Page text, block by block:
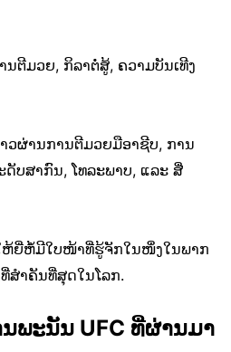
ຕີມວຍ, ກິລາຕໍ່ສູ້, ຄວາມບັນເທີງ
ວຜ່ານການຕີມວຍມືອາຊີບ, ການ
ບສາກົນ, ໂທລະພາບ, ແລະ ສື່
ຫ້ຍີ່ຫໍ້ມີໃບໜ້າທີ່ຮູ້ຈັກໃນໜຶ່ງໃນພາກ
ສຳຄັນທີ່ສຸດໃນໂລກ.
ພະນັນ UFC ທີ່ຜ່ານມາ